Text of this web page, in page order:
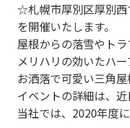
☆札幌市厚別区厚別西
を開催いたします。
屋根からの落雪やト
メリハリの効いたハ
お洒落で可愛い三角
イベントの詳細は、近
当社では、2020年度